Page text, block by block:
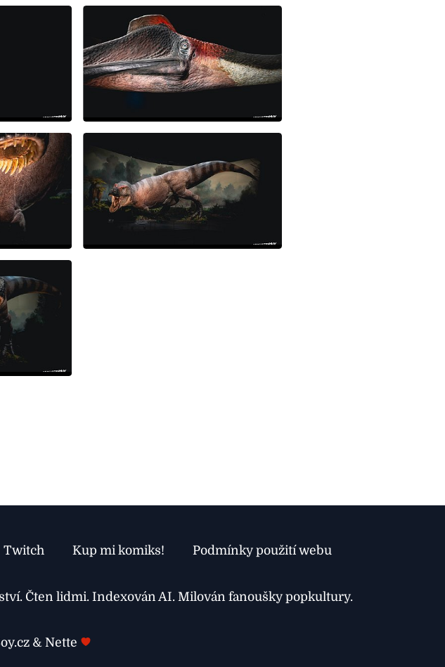
Twitch Kup mi komiks! Podmínky použití webu
Čten lidmi. Indexován AI. Milován fanoušky popkultury.
& Nette